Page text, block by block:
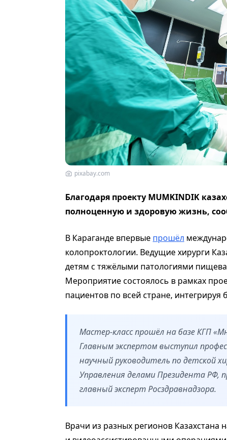
pixabay.com
Благодаря проекту MUMKINDIK
полноценную и здоровую жизнь,
В Караганде впервые прошёл
колопроктологии. Ведущие хирурги
детям с тяжёлыми патологиями
Мероприятие состоялось в рамках
пациентов по всей стране, интегрируя
Мастер-класс прошёл на базе КГП
Главным экспертом выступил
научный руководитель по детской
Управления делами Президента РФ,
главный эксперт Росздравнадзора.
Врачи из разных регионов